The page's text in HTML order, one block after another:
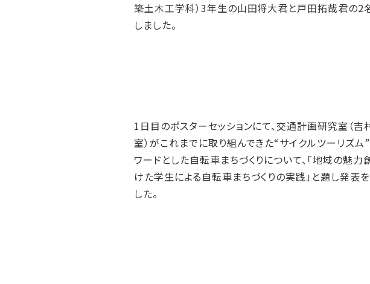
築土木工学科）3年生の山田将大君と戸田拓哉君の2
しました。
1日目のポスターセッションにて、交通計画研究室（吉
室）がこれまでに取り組んできた“サイクルツーリズム
ワードとした自転車まちづくりについて、「地域の魅力
けた学生による自転車まちづくりの実践」と題し発表
した。